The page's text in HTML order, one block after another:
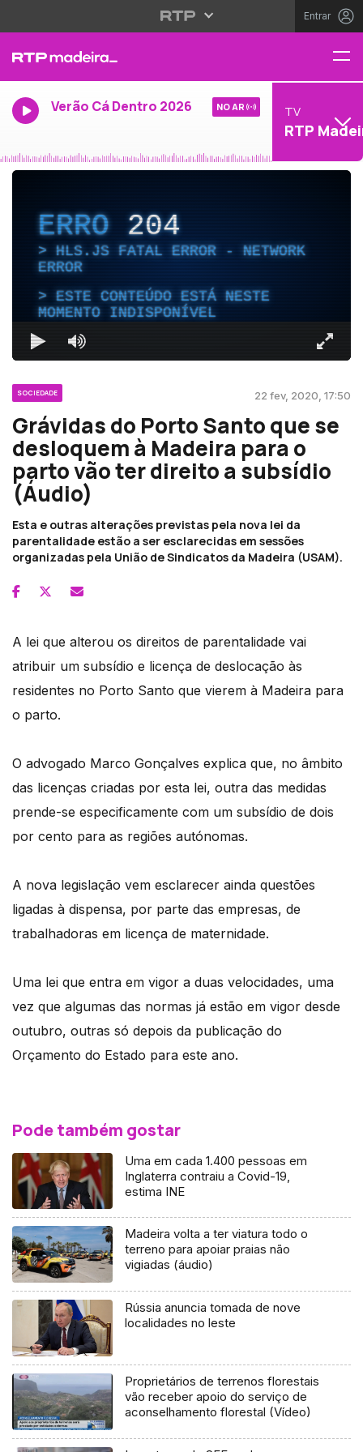
Entrar
Verão Cá Dentro 2026 NO AR TV
RTP
ERRO204
HLS.JS FATAL ERROR - NETWORK
ERROR
ESTE CONTEÚDO ESTÁ NESTE
MOMENTO INDISPONÍVEL
SOCIEDADE 22 fev, 2020, 17:50
Grávidas do Porto Santo que se
desloquem à Madeira para o
parto vão ter direito a subsídio
(Áudio)
Esta e outras alterações previstas pela nova lei da
parentalidade estão a ser esclarecidas em sessões
organizadas pela União de Sindicatos da Madeira (USAM).
A lei que alterou os direitos de parentalidade vai
atribuir um subsídio e licença de deslocação às
residentes no Porto Santo que vierem à Madeira para
o parto.
O advogado Marco Gonçalves explica que, no âmbito
das licenças criadas por esta lei, outra das medidas
prende-se especificamente com um subsídio de dois
por cento para as regiões autónomas.
A nova legislação vem esclarecer ainda questões
ligadas à dispensa, por parte das empresas, de
trabalhadoras em licença de maternidade.
Uma lei que entra em vigor a duas velocidades, uma
vez que algumas das normas já estão em vigor desde
outubro, outras só depois da publicação do
Orçamento do Estado para este ano.
Pode também gostar
Uma em cada 1.400 pessoas em
Inglaterra contraiu a Covid-19,
estima INE
Madeira volta a ter viatura todo o
terreno para apoiar praias não
vigiadas (áudio)
Rússia anuncia tomada de nove
localidades no leste
Proprietários de terrenos florestais
vão receber apoio do serviço de
aconselhamento florestal (Vídeo)